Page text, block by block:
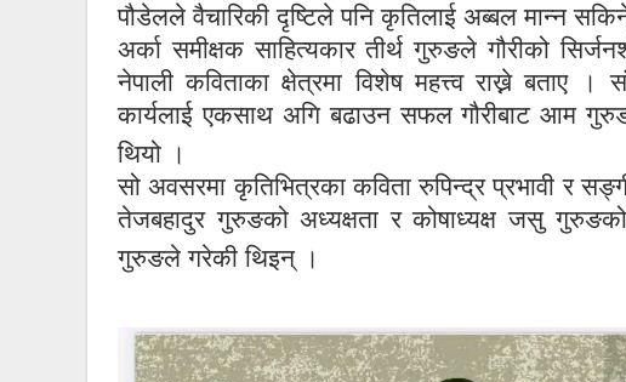
पौडेलले वैचारिकी दृष्टिले पनि कृतिलाई अब्बल मान्न
अर्का समीक्षक साहित्यकार तीर्थ गुरुङले गौरीको
नेपाली कविताका क्षेत्रमा विशेष महत्त्व राख्ने बताए
कार्यलाई एकसाथ अगि बढाउन सफल गौरीबाट आम
थियो ।
सो अवसरमा कृतिभित्रका कविता रुपिन्द्र प्रभावी र
तेजबहादुर गुरुङको अध्यक्षता र कोषाध्यक्ष जसु
गुरुङले गरेकी थिइन् ।